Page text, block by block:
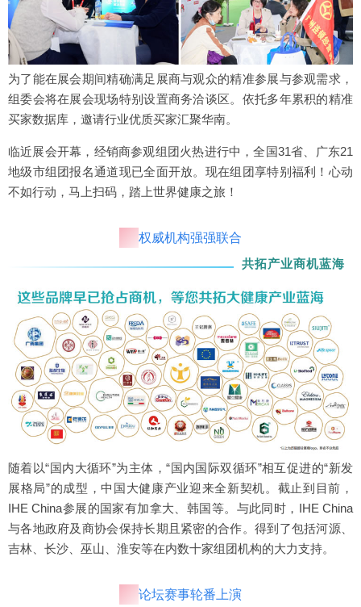
为了能在展会期间精确满足展商与观众的精准参展与参观需求，
组委会将在展会现场特别设置商务洽谈区。依托多年累积的精准
买家数据库，邀请行业优质买家汇聚华南。
临近展会开幕，经销商参观组团火热进行中，全国31省、广东21
地级市组团报名通道现已全面开放。现在组团享特别福利！心动
不如行动，马上扫码，踏上世界健康之旅！
权威机构强强联合
共拓产业商机蓝海
随着以“国内大循环”为主体，“国内国际双循环”相互促进的“新发
展格局”的成型，中国大健康产业迎来全新契机。截止到目前，
IHE China参展的国家有加拿大、韩国等。与此同时，IHE China
与各地政府及商协会保持长期且紧密的合作。得到了包括河源、
吉林、长沙、巫山、淮安等在内数十家组团机构的大力支持。
论坛赛事轮番上演